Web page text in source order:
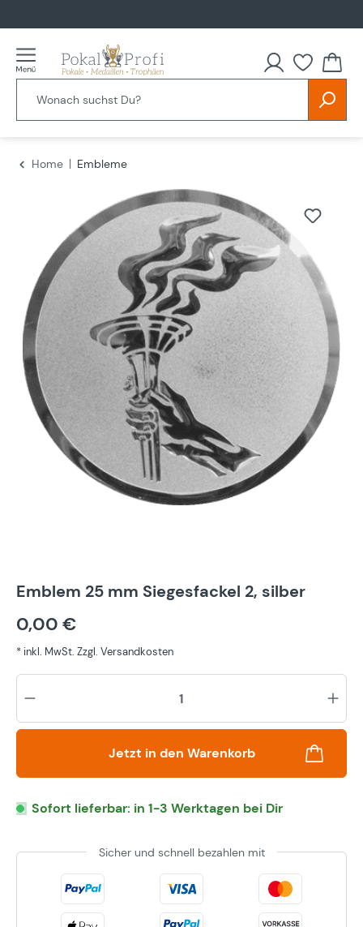
Home
Embleme
Bildergalerie überspringen
Emblem 25 mm Siegesfackel 2, silber
0,00 €
* inkl. MwSt. Zzgl. Versandkosten
Jetzt in den Warenkorb
Sofort lieferbar: in 1-3 Werktagen bei Dir
Sicher und schnell bezahlen mit